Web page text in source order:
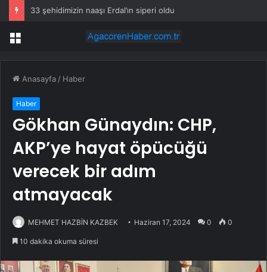
Menü
Anasayfa / Haber
Haber
Gökhan Günaydın: CHP,
AKP’ye hayat öpücüğü
verecek bir adım
atmayacak
MEHMET HAZBİN KAZBEK Haziran 17, 2024 0 0
10 dakika okuma süresi